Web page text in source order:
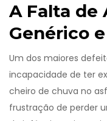
A Falta de
Genérico
Um dos maiores
incapacidade de ter
cheiro de chuva no
frustração de perder